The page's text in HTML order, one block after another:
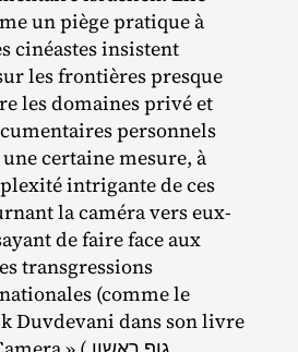
un piège pratique à
cinéastes insistent
les frontières presque
les domaines privé et
personnels
certaine mesure, à
intrigante de ces
la caméra vers eux‐​
de faire face aux
transgressions
(comme le
Duvdevani dans son livre